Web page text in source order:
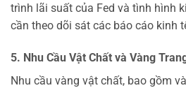
trình lãi suất của Fed và tình hình
cần theo dõi sát các báo cáo kinh
5. Nhu Cầu Vật Chất và Vàng
Nhu cầu vàng vật chất, bao gồm